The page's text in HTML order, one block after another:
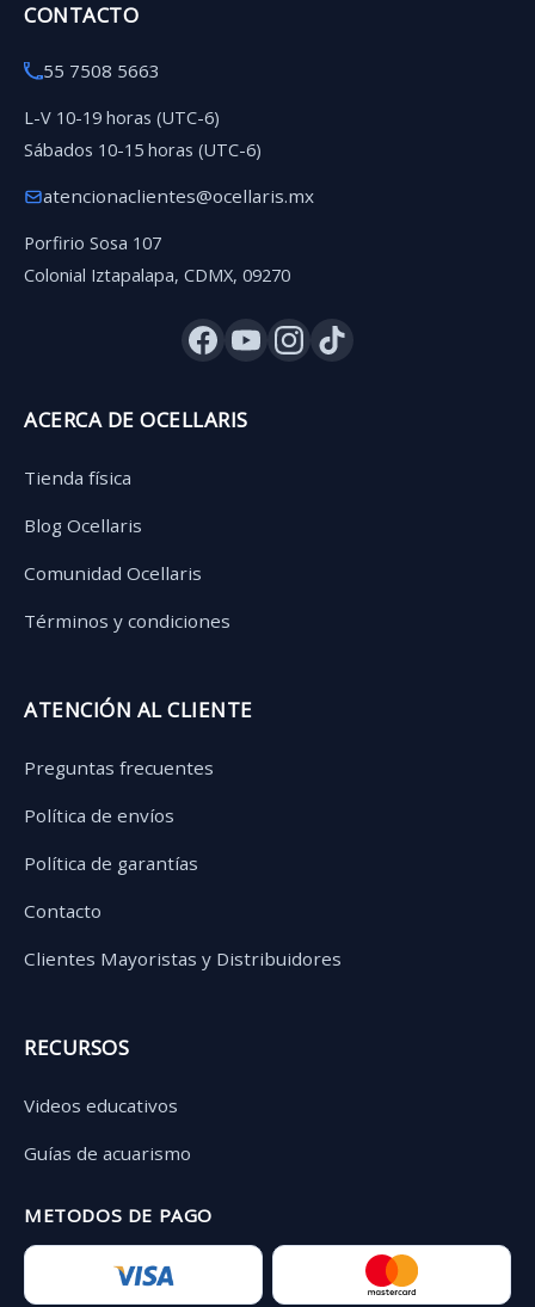
CONTACTO
55 7508 5663
L-V 10-19 horas (UTC-6)
Sábados 10-15 horas (UTC-6)
atencionaclientes@ocellaris.mx
Porfirio Sosa 107
Colonial Iztapalapa, CDMX, 09270
ACERCA DE OCELLARIS
Tienda física
Blog Ocellaris
Comunidad Ocellaris
Términos y condiciones
ATENCIÓN AL CLIENTE
Preguntas frecuentes
Política de envíos
Política de garantías
Contacto
Clientes Mayoristas y Distribuidores
RECURSOS
Videos educativos
Guías de acuarismo
METODOS DE PAGO